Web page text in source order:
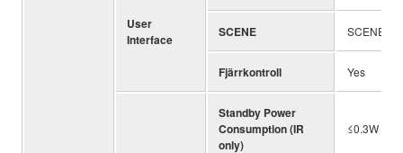
User
Interface
SCENE SCENE (4
Fjärrkontroll Yes
Standby Power
Consumption (IR
only)
≤0.3W